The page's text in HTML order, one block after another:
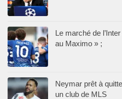
Le marché de
au Maximo » ;
Neymar prêt à
un club de MLS